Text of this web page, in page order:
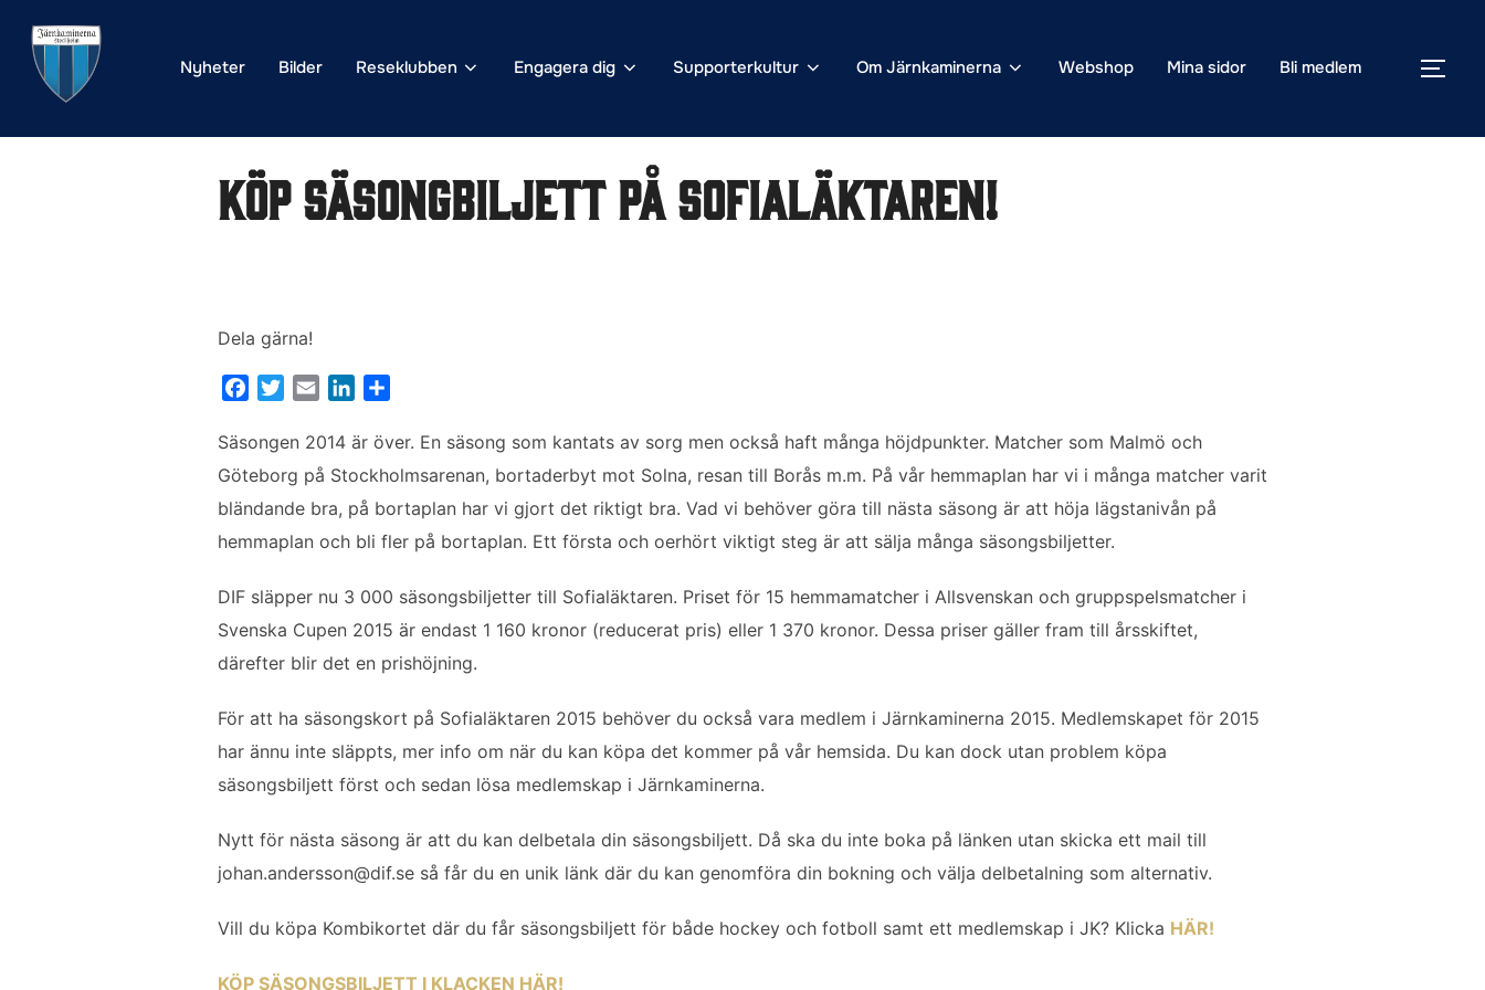
innehåll
Nyheter Bilder Reseklubben Engagera dig Supporterkultur Om Järnkaminerna Webshop Mina sidor Bli medlem SLÅ
Köp säsongbiljett på Sofialäktaren!
Dela gärna!
c
e
o
o
i
t
e
r
a
i
n
k
d
I
l
a
Säsongen 2014 är över. En säsong som kantats av sorg men också haft många höjdpunkter. Matcher som Malmö och
Göteborg på Stockholmsarenan, bortaderbyt mot Solna, resan till Borås m.m. På vår hemmaplan har vi i många matcher varit
bländande bra, på bortaplan har vi gjort det riktigt bra. Vad vi behöver göra till nästa säsong är att höja lägstanivån på
hemmaplan och bli fler på bortaplan. Ett första och oerhört viktigt steg är att sälja många säsongsbiljetter.
DIF släpper nu 3 000 säsongsbiljetter till Sofialäktaren. Priset för 15 hemmamatcher i Allsvenskan och gruppspelsmatcher i
Svenska Cupen 2015 är endast 1 160 kronor (reducerat pris) eller 1 370 kronor. Dessa priser gäller fram till årsskiftet,
därefter blir det en prishöjning.
För att ha säsongskort på Sofialäktaren 2015 behöver du också vara medlem i Järnkaminerna 2015. Medlemskapet för 2015
har ännu inte släppts, mer info om när du kan köpa det kommer på vår hemsida. Du kan dock utan problem köpa
säsongsbiljett först och sedan lösa medlemskap i Järnkaminerna.
Nytt för nästa säsong är att du kan delbetala din säsongsbiljett. Då ska du inte boka på länken utan skicka ett mail till
johan.andersson@dif.se så får du en unik länk där du kan genomföra din bokning och välja delbetalning som alternativ.
Vill du köpa Kombikortet där du får säsongsbiljett för både hockey och fotboll samt ett medlemskap i JK? Klicka HÄR!
KÖP SÄSONGSBILJETT I KLACKEN HÄR!